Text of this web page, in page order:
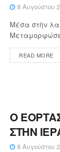
8 Αυγούστου
Μέσα στὴν
READ MORE
Ο
ΣΤΗΝ
8 Αυγούστου